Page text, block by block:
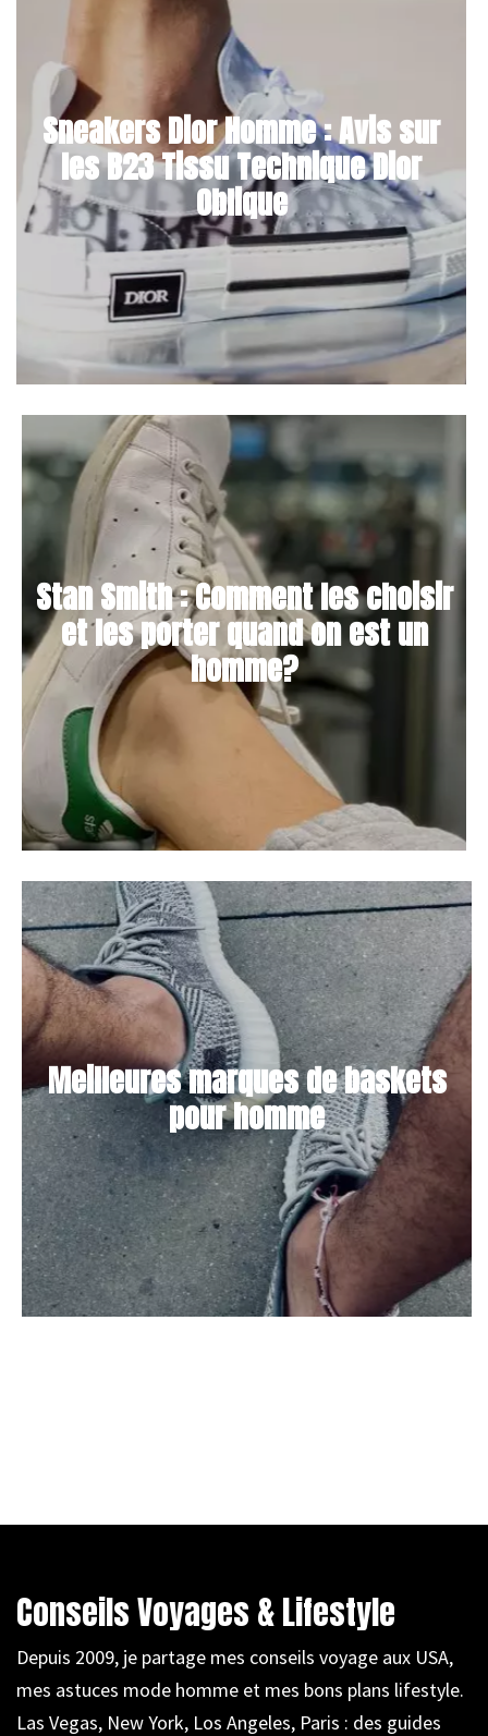
Sneakers Dior Homme : Avis sur
les B23 Tissu Technique Dior
Oblique
Stan Smith : Comment les choisir
et les porter quand on est un
homme?
Meilleures marques de baskets
pour homme
Conseils Voyages & Lifestyle
Depuis 2009, je partage mes conseils voyage aux USA,
mes astuces mode homme et mes bons plans lifestyle.
Las Vegas, New York, Los Angeles, Paris : des guides